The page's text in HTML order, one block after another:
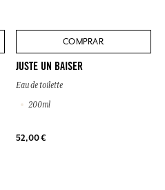
COMPRAR
JUSTE UN BAISER
Eau de toilette
200ml
52,00 €